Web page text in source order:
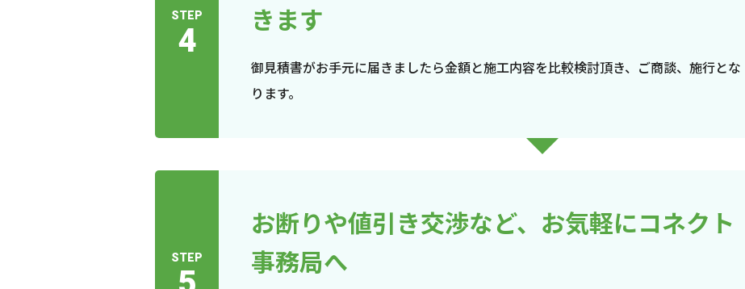
STEP
4
きます
御見積書がお手元に届きましたら金額と施工内容を比較検討頂き、ご商談、施行とな
ります。
STEP
お断りや値引き交渉など、お気軽にコネクト
事務局へ